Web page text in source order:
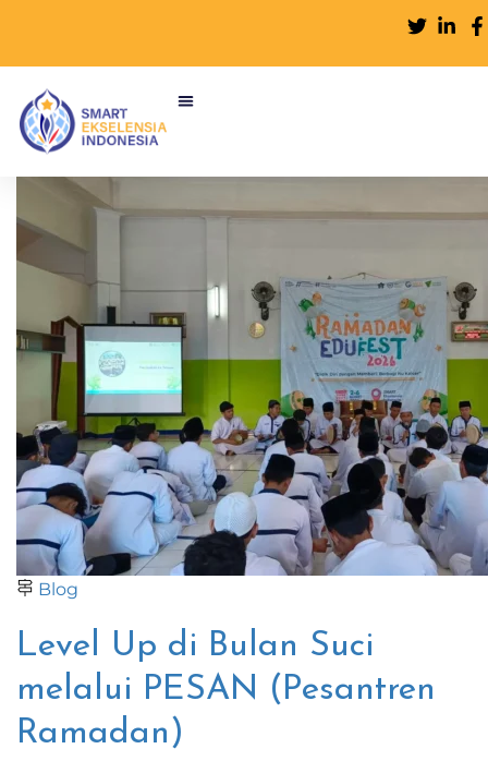
Blog
Level Up di Bulan Suci
melalui PESAN (Pesantren
Ramadan)